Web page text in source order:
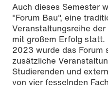
Auch dieses Semester
"Forum Bau", eine
Veranstaltungsreihe
mit großem Erfolg statt.
2023 wurde das Forum
zusätzliche
Studierenden und
von vier fesselnden